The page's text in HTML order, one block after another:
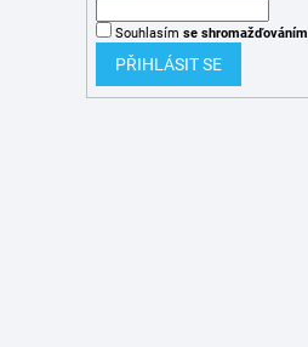
Souhlasím se shromažďováním
PŘIHLÁSIT SE